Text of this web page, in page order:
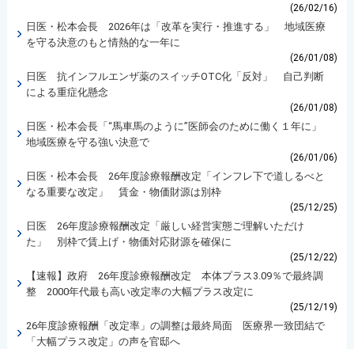
(26/02/16)
日医・松本会長 2026年は「改革を実行・推進する」 地域医療
を守る決意のもと情熱的な一年に
(26/01/08)
日医 抗インフルエンザ薬のスイッチOTC化「反対」 自己判断
による重症化懸念
(26/01/08)
日医・松本会長「“馬車馬のように”医師会のために働く１年に」
地域医療を守る強い決意で
(26/01/06)
日医・松本会長 26年度診療報酬改定「インフレ下で道しるべと
なる重要な改定」 賃金・物価財源は別枠
(25/12/25)
日医 26年度診療報酬改定「厳しい経営実態ご理解いただけ
た」 別枠で賃上げ・物価対応財源を確保に
(25/12/22)
【速報】政府 26年度診療報酬改定 本体プラス3.09％で最終調
整 2000年代最も高い改定率の大幅プラス改定に
(25/12/19)
26年度診療報酬「改定率」の調整は最終局面 医療界一致団結で
「大幅プラス改定」の声を官邸へ